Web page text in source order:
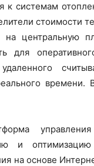
к системам
стоимости
на центральную
для
и
на основе